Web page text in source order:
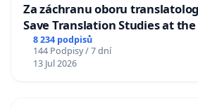
Za záchranu oboru
Save Translation Studies at
Charles University
8 234 podpisů
144 Podpisy / 7 dní
13 Jul 2026